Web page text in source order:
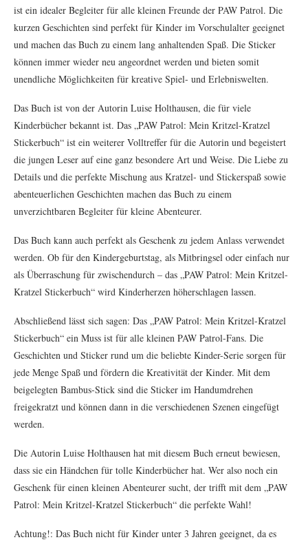
ist ein idealer Begleiter für alle kleinen Freunde der PAW Patrol. Die
kurzen Geschichten sind perfekt für Kinder im Vorschulalter geeignet
und machen das Buch zu einem lang anhaltenden Spaß. Die Sticker
können immer wieder neu angeordnet werden und bieten somit
unendliche Möglichkeiten für kreative Spiel- und Erlebniswelten.
Das Buch ist von der Autorin Luise Holthausen, die für viele
Kinderbücher bekannt ist. Das „PAW Patrol: Mein Kritzel-Kratzel
Stickerbuch“ ist ein weiterer Volltreffer für die Autorin und begeistert
die jungen Leser auf eine ganz besondere Art und Weise. Die Liebe zu
Details und die perfekte Mischung aus Kratzel- und Stickerspaß sowie
abenteuerlichen Geschichten machen das Buch zu einem
unverzichtbaren Begleiter für kleine Abenteurer.
Das Buch kann auch perfekt als Geschenk zu jedem Anlass verwendet
werden. Ob für den Kindergeburtstag, als Mitbringsel oder einfach nur
als Überraschung für zwischendurch – das „PAW Patrol: Mein Kritzel-
Kratzel Stickerbuch“ wird Kinderherzen höherschlagen lassen.
Abschließend lässt sich sagen: Das „PAW Patrol: Mein Kritzel-Kratzel
Stickerbuch“ ein Muss ist für alle kleinen PAW Patrol-Fans. Die
Geschichten und Sticker rund um die beliebte Kinder-Serie sorgen für
jede Menge Spaß und fördern die Kreativität der Kinder. Mit dem
beigelegten Bambus-Stick sind die Sticker im Handumdrehen
freigekratzt und können dann in die verschiedenen Szenen eingefügt
werden.
Die Autorin Luise Holthausen hat mit diesem Buch erneut bewiesen,
dass sie ein Händchen für tolle Kinderbücher hat. Wer also noch ein
Geschenk für einen kleinen Abenteurer sucht, der trifft mit dem „PAW
Patrol: Mein Kritzel-Kratzel Stickerbuch“ die perfekte Wahl!
Achtung!: Das Buch nicht für Kinder unter 3 Jahren geeignet, da es